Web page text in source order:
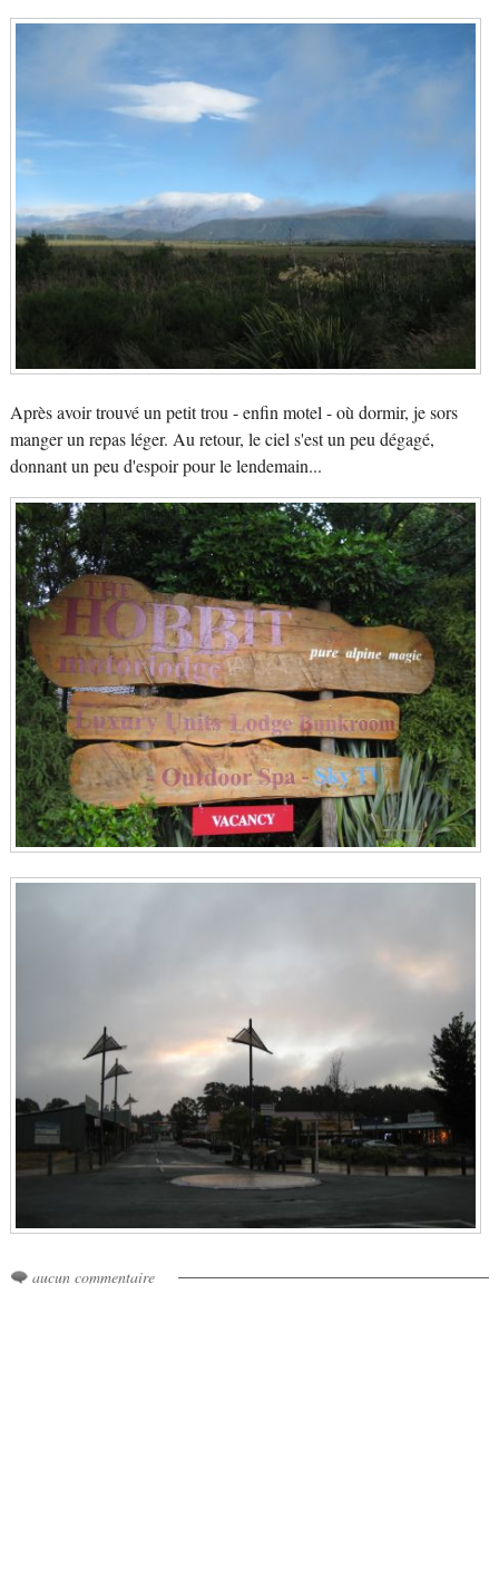
Après avoir trouvé un petit trou - enfin motel - où dormir, je sors
manger un repas léger. Au retour, le ciel s'est un peu dégagé,
donnant un peu d'espoir pour le lendemain...
aucun commentaire